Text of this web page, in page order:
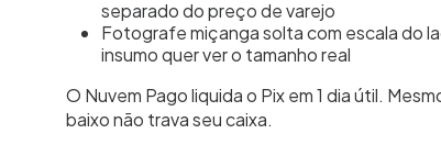
separado do preço de varejo
Fotografe miçanga solta com escala do
insumo quer ver o tamanho real
O Nuvem Pago liquida o Pix em 1 dia útil.
baixo não trava seu caixa.